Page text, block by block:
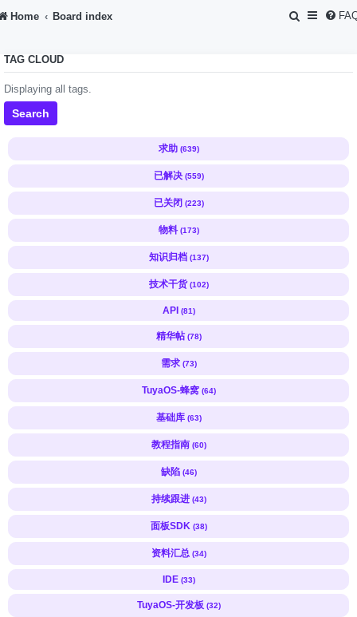
Home Board index
S
TAG CLOUD
Displaying all tags.
Search
求助 (639)
已解决 (559)
已关闭 (223)
物料 (173)
知识归档 (137)
技术干货 (102)
API (81)
精华帖 (78)
需求 (73)
TuyaOS-蜂窝 (64)
基础库 (63)
教程指南 (60)
缺陷 (46)
持续跟进 (43)
面板SDK (38)
资料汇总 (34)
IDE (33)
TuyaOS-开发板 (32)